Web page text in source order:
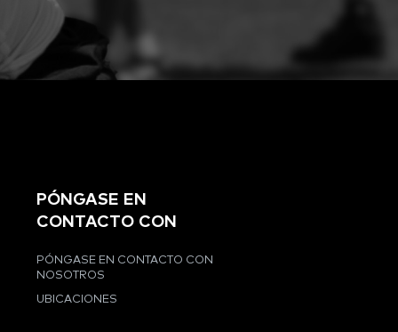
PÓNGASE EN
CONTACTO CON
PÓNGASE EN CONTACTO CON
NOSOTROS
UBICACIONES